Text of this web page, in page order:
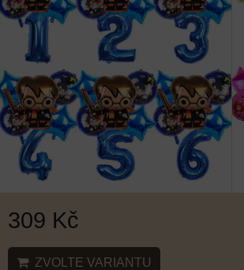
309 Kč
ZVOLTE VARIANTU